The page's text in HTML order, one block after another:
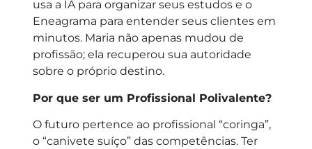
usa a IA para organizar seus estudos e o
Eneagrama para entender seus clientes em
minutos. Maria não apenas mudou de
profissão; ela recuperou sua autoridade
sobre o próprio destino.
Por que ser um Profissional Polivalente?
O futuro pertence ao profissional “coringa”,
o “canivete suíço” das competências. Ter